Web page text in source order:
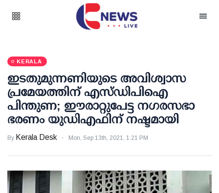
KERALA
ഇടതുമുന്നണിയുടെ അവിശ്വാസ
പ്രമേയത്തിന് എസ്ഡിപിഐ
പിന്തുണ; ഈരാറ്റുപേട്ട നഗരസഭാ
ഭരണം യുഡിഎഫിന് നഷ്ടമായി
By Kerala Desk Mon, Sep 13th, 2021, 1:21 PM